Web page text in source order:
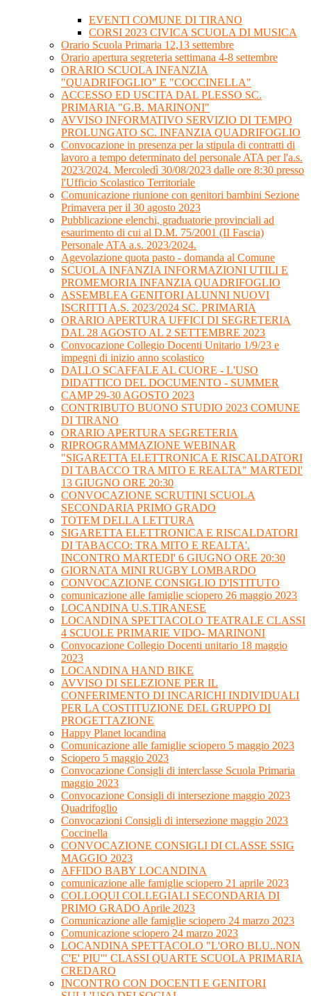
EVENTI COMUNE DI TIRANO
CORSI 2023 CIVICA SCUOLA DI MUSICA
Orario Scuola Primaria 12,13 settembre
Orario apertura segreteria settimana 4-8 settembre
ORARIO SCUOLA INFANZIA
"QUADRIFOGLIO" E "COCCINELLA"
ACCESSO ED USCITA DAL PLESSO SC.
PRIMARIA "G.B. MARINONI"
AVVISO INFORMATIVO SERVIZIO DI TEMPO
PROLUNGATO SC. INFANZIA QUADRIFOGLIO
Convocazione in presenza per la stipula di contratti di
lavoro a tempo determinato del personale ATA per l'a.s.
2023/2024. Mercoledì 30/08/2023 dalle ore 8:30 presso
l'Ufficio Scolastico Territoriale
Comunicazione riunione con genitori bambini Sezione
Primavera per il 30 agosto 2023
Pubblicazione elenchi, graduatorie provinciali ad
esaurimento di cui al D.M. 75/2001 (II Fascia)
Personale ATA a.s. 2023/2024.
Agevolazione quota pasto - domanda al Comune
SCUOLA INFANZIA INFORMAZIONI UTILI E
PROMEMORIA INFANZIA QUADRIFOGLIO
ASSEMBLEA GENITORI ALUNNI NUOVI
ISCRITTI A.S. 2023/2024 SC. PRIMARIA
ORARIO APERTURA UFFICI DI SEGRETERIA
DAL 28 AGOSTO AL 2 SETTEMBRE 2023
Convocazione Collegio Docenti Unitario 1/9/23 e
impegni di inizio anno scolastico
DALLO SCAFFALE AL CUORE - L'USO
DIDATTICO DEL DOCUMENTO - SUMMER
CAMP 29-30 AGOSTO 2023
CONTRIBUTO BUONO STUDIO 2023 COMUNE
DI TIRANO
ORARIO APERTURA SEGRETERIA
RIPROGRAMMAZIONE WEBINAR
"SIGARETTA ELETTRONICA E RISCALDATORI
DI TABACCO TRA MITO E REALTA" MARTEDI'
13 GIUGNO ORE 20:30
CONVOCAZIONE SCRUTINI SCUOLA
SECONDARIA PRIMO GRADO
TOTEM DELLA LETTURA
SIGARETTA ELETTRONICA E RISCALDATORI
DI TABACCO: TRA MITO E REALTA'.
INCONTRO MARTEDI' 6 GIUGNO ORE 20:30
GIORNATA MINI RUGBY LOMBARDO
CONVOCAZIONE CONSIGLIO D'ISTITUTO
comunicazione alle famiglie sciopero 26 maggio 2023
LOCANDINA U.S.TIRANESE
LOCANDINA SPETTACOLO TEATRALE CLASSI
4 SCUOLE PRIMARIE VIDO- MARINONI
Convocazione Collegio Docenti unitario 18 maggio
2023
LOCANDINA HAND BIKE
AVVISO DI SELEZIONE PER IL
CONFERIMENTO DI INCARICHI INDIVIDUALI
PER LA COSTITUZIONE DEL GRUPPO DI
PROGETTAZIONE
Happy Planet locandina
Comunicazione alle famiglie sciopero 5 maggio 2023
Sciopero 5 maggio 2023
Convocazione Consigli di interclasse Scuola Primaria
maggio 2023
Convocazione Consigli di intersezione maggio 2023
Quadrifoglio
Convocazioni Consigli di intersezione maggio 2023
Coccinella
CONVOCAZIONE CONSIGLI DI CLASSE SSIG
MAGGIO 2023
AFFIDO BABY LOCANDINA
comunicazione alle famiglie sciopero 21 aprile 2023
COLLOQUI COLLEGIALI SECONDARIA DI
PRIMO GRADO Aprile 2023
Comunicazione alle famiglie sciopero 24 marzo 2023
Comunicazione sciopero 24 marzo 2023
LOCANDINA SPETTACOLO "L'ORO BLU..NON
C'E' PIU'" CLASSI QUARTE SCUOLA PRIMARIA
CREDARO
INCONTRO CON DOCENTI E GENITORI